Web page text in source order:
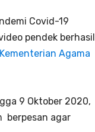
Covid-19
pendek berhasil
Kementerian Agama
9 Oktober 2020,
berpesan agar